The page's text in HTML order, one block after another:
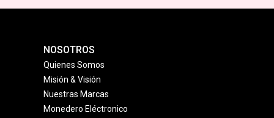
NOSOTROS
Quienes Somos
Misión & Visión
Nuestras Marcas
Monedero Eléctronico